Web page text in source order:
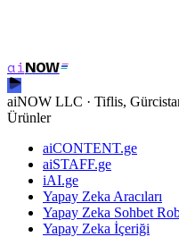
SEO Denetimi İste
aiNOW
aiNOW LLC · Tiflis,
Ürünler
aiCONTENT.ge
aiSTAFF.ge
iAI.ge
Yapay Zeka Aracıları
Yapay Zeka Sohbet
Yapay Zeka İçeriği